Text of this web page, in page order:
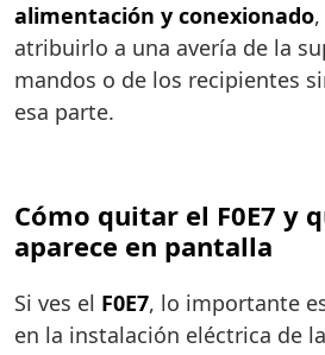
alimentación y conexionado
atribuirlo a una avería de la
mandos o de los recipientes
esa parte.
Cómo quitar el F0E7 y
aparece en pantalla
Si ves el F0E7, lo importante
en la instalación eléctrica de